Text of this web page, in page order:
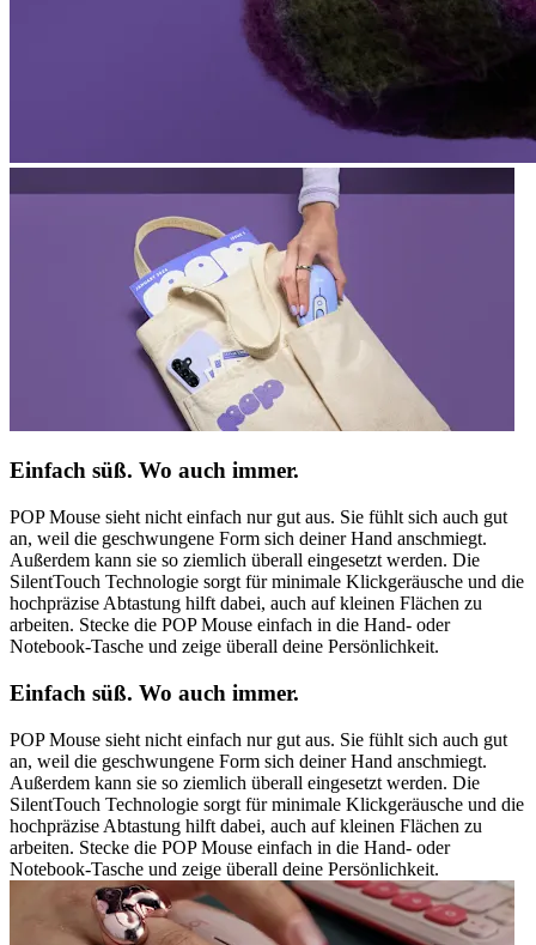
Einfach süß. Wo auch immer.
POP Mouse sieht nicht einfach nur gut aus. Sie fühlt sich auch gut
an, weil die geschwungene Form sich deiner Hand anschmiegt.
Außerdem kann sie so ziemlich überall eingesetzt werden. Die
SilentTouch Technologie sorgt für minimale Klickgeräusche und die
hochpräzise Abtastung hilft dabei, auch auf kleinen Flächen zu
arbeiten. Stecke die POP Mouse einfach in die Hand- oder
Notebook-Tasche und zeige überall deine Persönlichkeit.
Einfach süß. Wo auch immer.
POP Mouse sieht nicht einfach nur gut aus. Sie fühlt sich auch gut
an, weil die geschwungene Form sich deiner Hand anschmiegt.
Außerdem kann sie so ziemlich überall eingesetzt werden. Die
SilentTouch Technologie sorgt für minimale Klickgeräusche und die
hochpräzise Abtastung hilft dabei, auch auf kleinen Flächen zu
arbeiten. Stecke die POP Mouse einfach in die Hand- oder
Notebook-Tasche und zeige überall deine Persönlichkeit.